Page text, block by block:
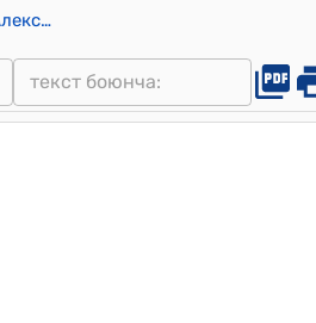
Александровка айылдык Кеңешинин 2017-жылдын 06-мартындагы № 110 "Александровка айыл аймагында таштандыларды чыгарууга тарифин бекитүү жөнүндө"токтому